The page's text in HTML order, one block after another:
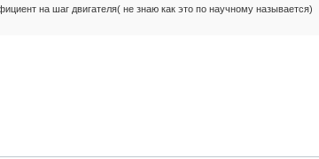
на шаг двигателя( не знаю как это по научному называется)